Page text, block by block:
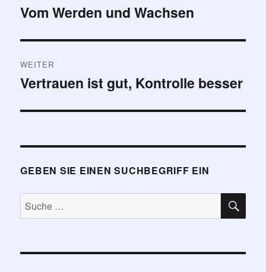
Vorheriger
Vom Werden und Wachsen
WEITER
Nächster
Vertrauen ist gut, Kontrolle besser
GEBEN SIE EINEN SUCHBEGRIFF EIN
Suche
nach: